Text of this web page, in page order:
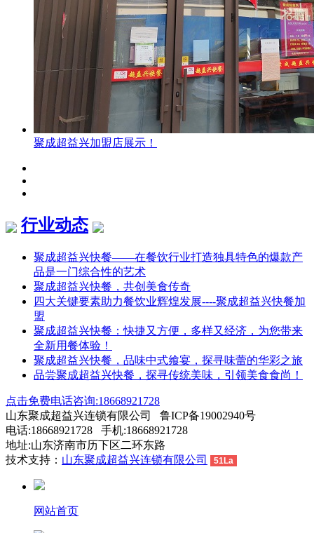
聚成超益兴加盟店展示！
行业动态
聚成超益兴快餐——在餐饮行业打造独具特色的爆款产
品是一门综合性的艺术
聚成超益兴快餐，共创美食传奇
四大关键要素助力餐饮业辉煌发展----聚成超益兴快餐加
盟
聚成超益兴快餐：快捷又方便，多样又经济，为您带来
全新用餐体验！
聚成超益兴快餐，品味中式飨宴，探寻味蕾的华彩之旅
品尝聚成超益兴快餐，探寻传统美味，引领美食食尚！
点击免费电话咨询:18668921728
山东聚成超益兴连锁有限公司 鲁ICP备19002940号
电话:18668921728 手机:18668921728
地址:山东济南市历下区二环东路
技术支持： 山东聚成超益兴连锁有限公司 51La
网站首页